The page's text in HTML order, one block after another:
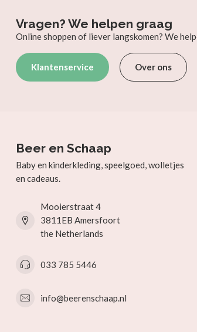
Vragen? We helpen graag
Online shoppen of liever langskomen? We
Klantenservice Over ons
Beer en Schaap
Baby en kinderkleding, speelgoed, wolletjes
en cadeaus.
Mooierstraat 4
3811EB Amersfoort
the Netherlands
033 785 5446
info@beerenschaap.nl